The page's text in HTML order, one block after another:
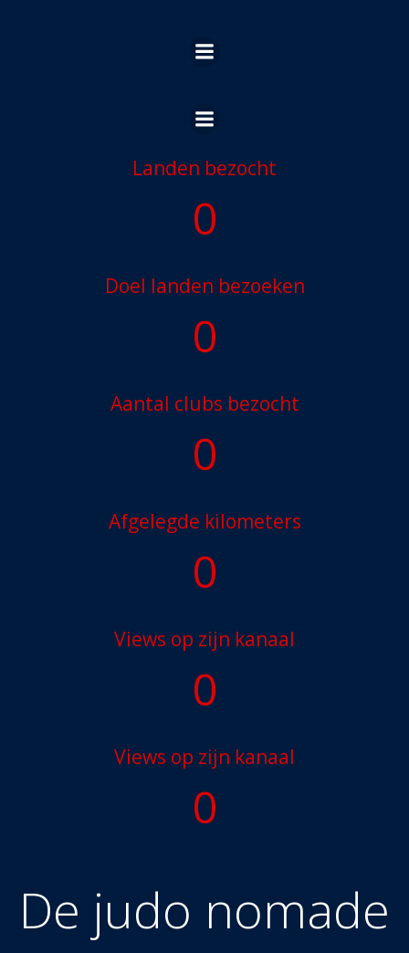
de
Landen bezocht
0
Doel landen bezoeken
0
Aantal clubs bezocht
0
Afgelegde kilometers
0
Views op zijn kanaal
0
Views op zijn kanaal
0
De judo nomade